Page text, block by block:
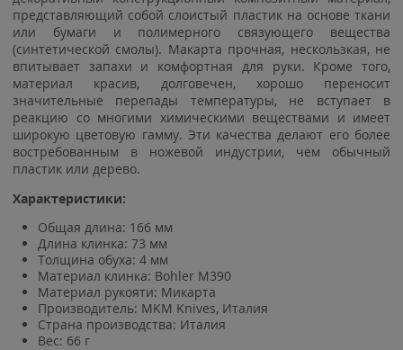
представляющий собой слоистый пластик на основе ткани
или бумаги и полимерного связующего вещества
(синтетической смолы). Макарта прочная, нескользкая, не
впитывает запахи и комфортная для руки. Кроме того,
материал красив, долговечен, хорошо переносит
значительные перепады температуры, не вступает в
реакцию со многими химическими веществами и имеет
широкую цветовую гамму. Эти качества делают его более
востребованным в ножевой индустрии, чем обычный
пластик или дерево.
Характеристики:
Общая длина: 166 мм
Длина клинка: 73 мм
Толщина обуха: 4 мм
Материал клинка: Bohler M390
Материал рукояти: Микарта
Производитель: MKM Knives, Италия
Страна производства: Италия
Вес: 66 г